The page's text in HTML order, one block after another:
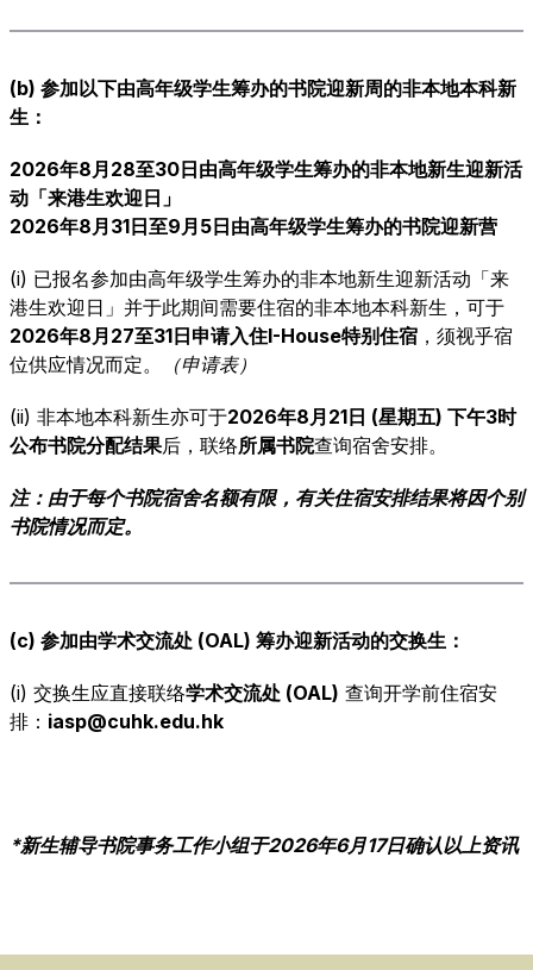
(b) 参加以下由高年级学生筹办的书院迎新周的非本地本科新
生：
2026年8月28至30日由高年级学生筹办的非本地新生迎新活
动「来港生欢迎日」
2026年8月31日至9月5日由高年级学生筹办的书院迎新营
(i) 已报名参加由高年级学生筹办的非本地新生迎新活动「来
港生欢迎日」并于此期间需要住宿的非本地本科新生，可于
2026年8月27至31日申请入住I-House特别住宿 ，须视乎宿
位供应情况而定。
（申请表）
(ii) 非本地本科新生亦可于2026年8月21日 (星期五) 下午3时
公布书院分配结果后，联络所属书院查询宿舍安排。
注：由于每个书院宿舍名额有限，有关住宿安排结果将因个别
书院情况而定。
(c) 参加由学术交流处 (OAL) 筹办迎新活动的交换生：
(i) 交换生应直接联络学术交流处 (OAL) 查询开学前住宿安
排： iasp@cuhk.edu.hk
*新生辅导书院事务工作小组于2026年6月17日确认以上资讯